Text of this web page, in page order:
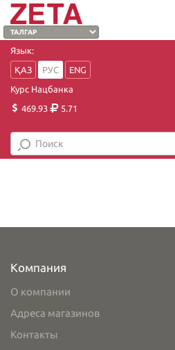
Язык:
ҚАЗ
РУС
ENG
Курс Нацбанка
469.93
5.71
Компания
О компании
Адреса магазинов
Контакты